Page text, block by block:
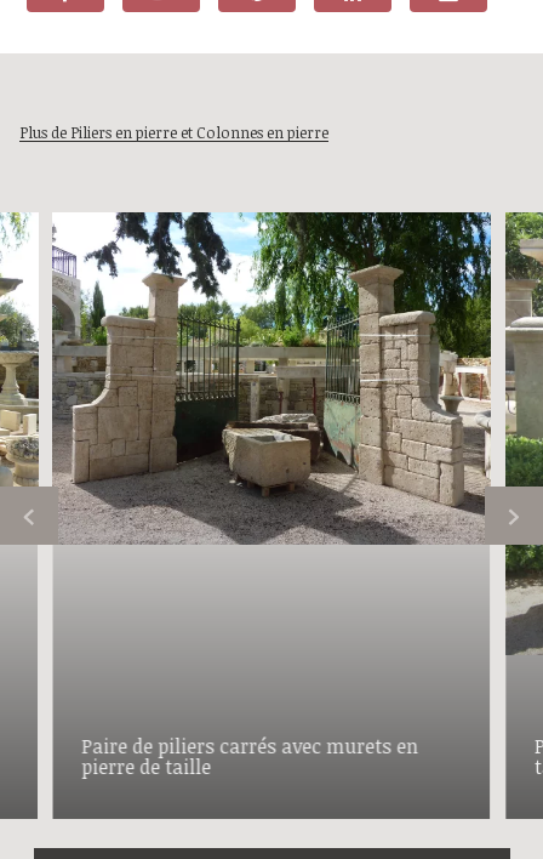
Plus de Piliers en pierre et Colonnes en pierre
Paire de piliers carrés avec murets en
pierre de taille